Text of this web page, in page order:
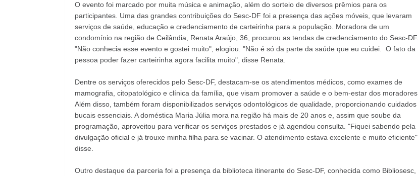
O evento foi marcado por muita música e animação, além do sorteio de diversos prêmios para os
participantes. Uma das grandes contribuições do Sesc-DF foi a presença das ações móveis, que levaram
serviços de saúde, educação e credenciamento de carteirinha para a população. Moradora de um
condomínio na região de Ceilândia, Renata Araújo, 36, procurou as tendas de credenciamento do Sesc-DF.
"Não conhecia esse evento e gostei muito", elogiou. "Não é só da parte da saúde que eu cuidei. O fato da
pessoa poder fazer carteirinha agora facilita muito", disse Renata.
Dentre os serviços oferecidos pelo Sesc-DF, destacam-se os atendimentos médicos, como exames de
mamografia, citopatológico e clínica da família, que visam promover a saúde e o bem-estar dos moradores.
Além disso, também foram disponibilizados serviços odontológicos de qualidade, proporcionando cuidados
bucais essenciais. A doméstica Maria Júlia mora na região há mais de 20 anos e, assim que soube da
programação, aproveitou para verificar os serviços prestados e já agendou consulta. "Fiquei sabendo pela
divulgação oficial e já trouxe minha filha para se vacinar. O atendimento estava excelente e muito eficiente",
disse.
Outro destaque da parceria foi a presença da biblioteca itinerante do Sesc-DF, conhecida como Bibliosesc,